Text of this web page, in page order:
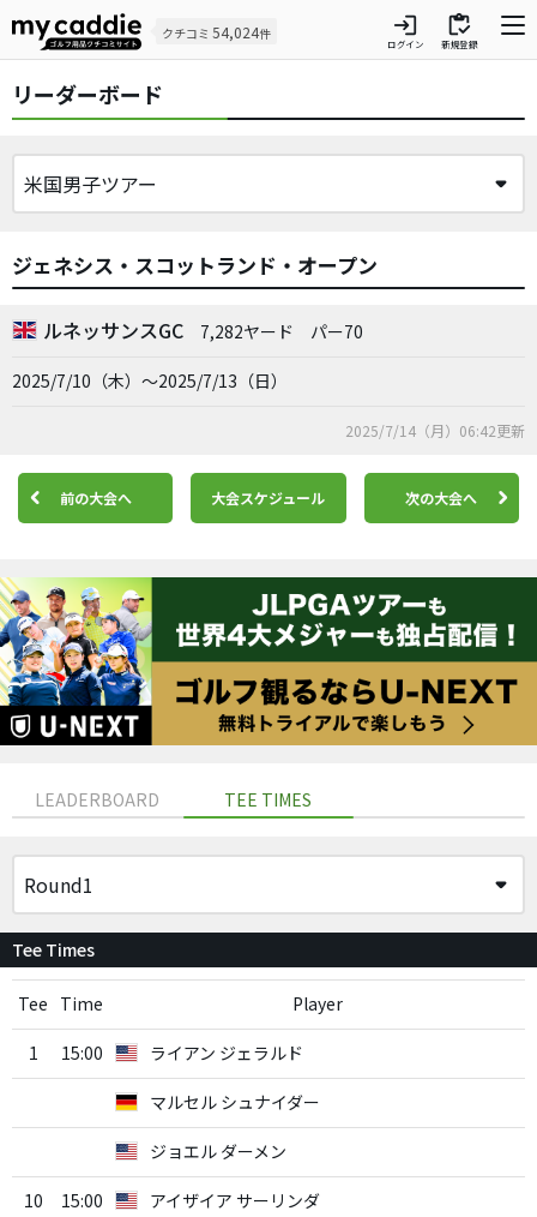
クチコミ 54,024件 login
ログイン
inventory
新規登録
リーダーボード
ジェネシス・スコットランド・オープン
ルネッサンスGC 7,282ヤード パー70
2025/7/10（木）～2025/7/13（日）
2025/7/14（月）06:42更新
前の大会へ 大会スケジュール 次の大会へ
LEADERBOARD TEE TIMES
Tee Times
Tee Time Player
1 15:00 ライアン ジェラルド
マルセル シュナイダー
ジョエル ダーメン
10 15:00 アイザイア サーリンダ